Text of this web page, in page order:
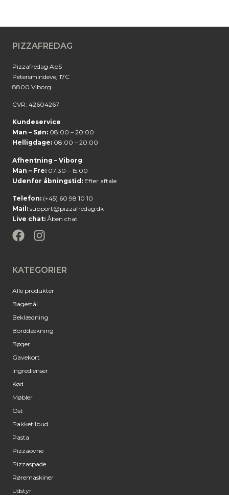
PIZZAFREDAG
Pizzafredag ApS
Petersmindevej 17C
8800 Viborg
CVR: 42604267
Kundeservice
Man – Søn: 08:00 – 20:00
Helligdage: 08:00 – 20:00
Afhentning – Viborg
Man – Fre: 07:30 – 15:00
Udenfor åbningstid: Efter aftale
Telefon: (+45) 60 98 10 10
Mail: support@pizzafredag.dk
Live chat: Åben chat
KATEGORIER
Alle produkter
Bagestål
Beklædning
Borddækning
Bøger
Gavekort
Ingredienser
Kød
Møbler
Ost
Pakketilbud
Pasta
Pizzaovne
Pizzaspade
Røremaskiner
Udstyr